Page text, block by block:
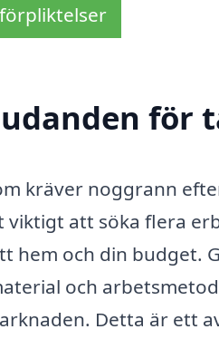
för
kräver noggrann
viktigt att söka flera
hem och din budget.
och
Detta är ett